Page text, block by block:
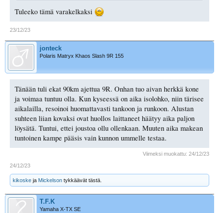
Tuleeko tämä varakelkaksi
23/12/23
jonteck
Polaris Matryx Khaos Slash 9R 155
Tänään tuli ekat 90km ajettua 9R. Onhan tuo aivan herkkä kone
ja voimaa tuntuu olla. Kun kyseessä on aika isolohko, niin tärisee
aikalailla, resoinoi huomattavasti tankoon ja runkoon. Alustan
suhteen liian kovaksi ovat huollos laittaneet häätyy aika paljon
löysätä. Tuntui, ettei joustoa ollu ollenkaan. Muuten aika makean
tuntoinen kampe pääsis vain kunnon ummelle testaa.
Viimeksi muokattu: 24/12/23
24/12/23
kikoske ja Mickelson tykkäävät tästä.
T.F.K
Yamaha X-TX SE